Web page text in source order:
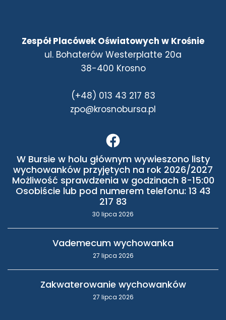
Zespół Placówek Oświatowych w Krośnie
ul. Bohaterów Westerplatte 20a
38-400 Krosno
(+48) 013 43 217 83
zpo@krosnobursa.pl
W Bursie w holu głównym wywieszono listy
wychowanków przyjętych na rok 2026/2027
Możliwość sprawdzenia w godzinach 8-15:00
Osobiście lub pod numerem telefonu: 13 43
217 83
30 lipca 2026
Vademecum wychowanka
27 lipca 2026
Zakwaterowanie wychowanków
27 lipca 2026